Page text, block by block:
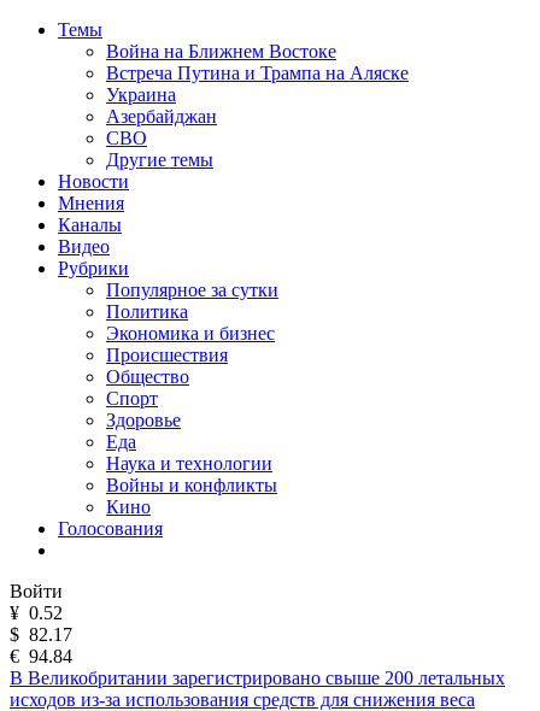
Темы
Война на Ближнем Востоке
Встреча Путина и Трампа на Аляске
Украина
Азербайджан
СВО
Другие темы
Новости
Мнения
Каналы
Видео
Рубрики
Популярное за сутки
Политика
Экономика и бизнес
Происшествия
Общество
Спорт
Здоровье
Еда
Наука и технологии
Войны и конфликты
Кино
Голосования
Войти
¥ 0.52
$ 82.17
€ 94.84
В Великобритании зарегистрировано свыше 200 летальных
исходов из-за использования средств для снижения веса